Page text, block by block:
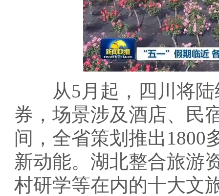
从5月起，四川将陆
券，场景涉及酒店、民
间，全省策划推出1800
新动能。湖北整合旅游
村研学等在内的十大文